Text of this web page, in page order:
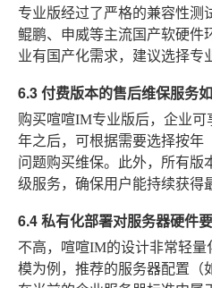
专业版经过了严格的兼容性测
鲲鹏、申威等主流国产软硬件
业有国产化需求，建议选择专
6.3 付费版本的售后维保服务
购买喧喧IM专业版后，企业可
年之后，可根据需要选择按年
问题购买维保。此外，所有版
级服务，确保用户能持续获得
6.4 私有化部署对服务器硬件
不高，喧喧IM的设计非常轻量
模为例，推荐的服务器配置（